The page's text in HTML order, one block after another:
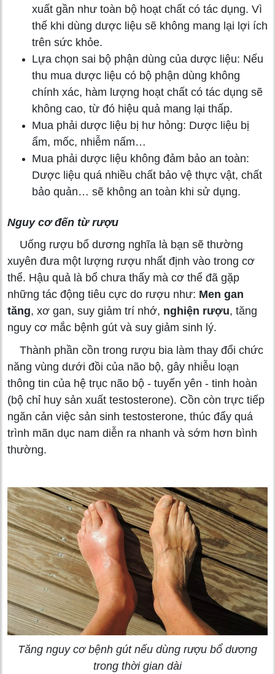
xuất gần như toàn bộ hoạt chất có tác dụng. Vì
thế khi dùng dược liệu sẽ không mang lại lợi ích
trên sức khỏe.
Lựa chọn sai bộ phận dùng của dược liệu: Nếu
thu mua dược liệu có bộ phận dùng không
chính xác, hàm lượng hoạt chất có tác dụng sẽ
không cao, từ đó hiệu quả mang lại thấp.
Mua phải dược liệu bị hư hỏng: Dược liệu bị
ẩm, mốc, nhiễm nấm…
Mua phải dược liệu không đảm bảo an toàn:
Dược liệu quá nhiều chất bảo vệ thực vật, chất
bảo quản… sẽ không an toàn khi sử dụng.
Nguy cơ đến từ rượu
Uống rượu bổ dương nghĩa là bạn sẽ thường
xuyên đưa một lượng rượu nhất định vào trong cơ
thể. Hậu quả là bổ chưa thấy mà cơ thể đã gặp
những tác động tiêu cực do rượu như: Men gan
tăng, xơ gan, suy giảm trí nhớ, nghiện rượu, tăng
nguy cơ mắc bệnh gút và suy giảm sinh lý.
Thành phần cồn trong rượu bia làm thay đổi chức
năng vùng dưới đồi của não bộ, gây nhiễu loạn
thông tin của hệ trục não bộ - tuyến yên - tinh hoàn
(bộ chỉ huy sản xuất testosterone). Cồn còn trực tiếp
ngăn cản việc sản sinh testosterone, thúc đẩy quá
trình mãn dục nam diễn ra nhanh và sớm hơn bình
thường.
Tăng nguy cơ bệnh gút nếu dùng rượu bổ dương
trong thời gian dài